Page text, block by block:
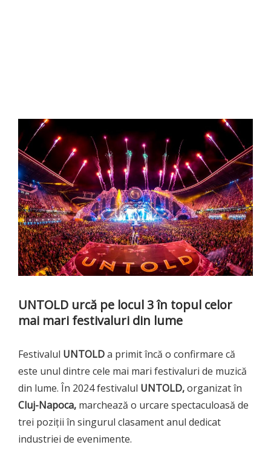
UNTOLD urcă pe locul 3 în topul celor
mai mari festivaluri din lume
Festivalul UNTOLDa primit încă o confirmare că
este unul dintre cele mai mari festivaluri de muzică
din lume. În 2024 festivalul UNTOLD,organizat în
Cluj-Napoca, marchează o urcare spectaculoasă de
trei poziții în singurul clasament anul dedicat
industriei de evenimente.